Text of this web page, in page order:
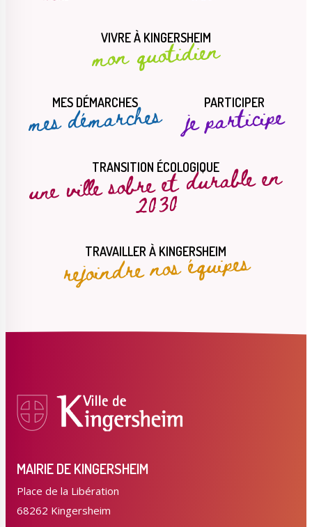
VIVRE À KINGERSHEIM
mon quotidien
MES DÉMARCHES
mes démarches PARTICIPER
je participe
TRANSITION ÉCOLOGIQUE
une ville sobre et durable en
2030
TRAVAILLER À KINGERSHEIM
rejoindre nos équipes
MAIRIE DE KINGERSHEIM
Place de la Libération
68262 Kingersheim